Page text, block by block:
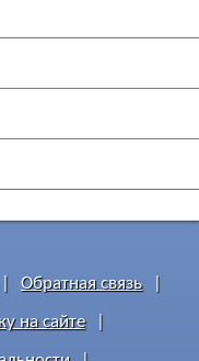
Обратная связь
на сайте